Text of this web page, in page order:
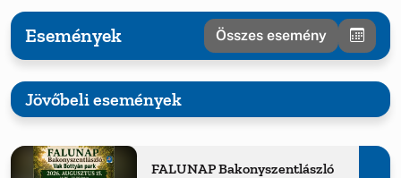
Események Összes esemény
Jövőbeli események
FALUNAP Bakonyszentlászló